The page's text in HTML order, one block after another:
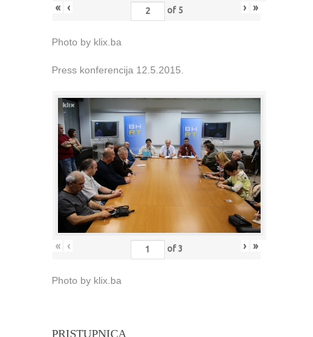
« ‹ of 5 › »
Photo by klix.ba
Press konferencija 12.5.2015.
« ‹ of 3 › »
Photo by klix.ba
PRISTUPNICA